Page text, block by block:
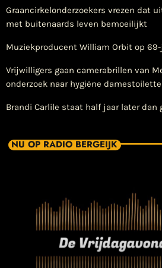
Graancirkelonderzoekers vrezen dat
met buitenaards leven bemoeilijkt
Muziekproducent William Orbit op
Vrijwilligers gaan camerabrillen van
onderzoek naar hygiëne
Brandi Carlile staat half jaar later dan
NU OP RADIO BERGEIJK